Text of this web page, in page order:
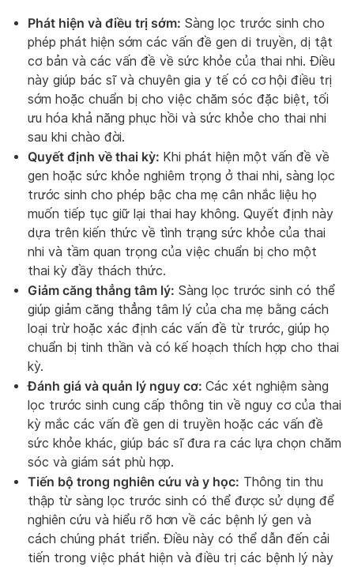
Phát hiện và điều trị sớm: Sàng lọc trước sinh cho
phép phát hiện sớm các vấn đề gen di truyền, dị tật
cơ bản và các vấn đề về sức khỏe của thai nhi. Điều
này giúp bác sĩ và chuyên gia y tế có cơ hội điều trị
sớm hoặc chuẩn bị cho việc chăm sóc đặc biệt, tối
ưu hóa khả năng phục hồi và sức khỏe cho thai nhi
sau khi chào đời.
Quyết định về thai kỳ: Khi phát hiện một vấn đề về
gen hoặc sức khỏe nghiêm trọng ở thai nhi, sàng lọc
trước sinh cho phép bậc cha mẹ cân nhắc liệu họ
muốn tiếp tục giữ lại thai hay không. Quyết định này
dựa trên kiến thức về tình trạng sức khỏe của thai
nhi và tầm quan trọng của việc chuẩn bị cho một
thai kỳ đầy thách thức.
Giảm căng thẳng tâm lý: Sàng lọc trước sinh có thể
giúp giảm căng thẳng tâm lý của cha mẹ bằng cách
loại trừ hoặc xác định các vấn đề từ trước, giúp họ
chuẩn bị tinh thần và có kế hoạch thích hợp cho thai
kỳ.
Đánh giá và quản lý nguy cơ: Các xét nghiệm sàng
lọc trước sinh cung cấp thông tin về nguy cơ của thai
kỳ mắc các vấn đề gen di truyền hoặc các vấn đề
sức khỏe khác, giúp bác sĩ đưa ra các lựa chọn chăm
sóc và giám sát phù hợp.
Tiến bộ trong nghiên cứu và y học: Thông tin thu
thập từ sàng lọc trước sinh có thể được sử dụng để
nghiên cứu và hiểu rõ hơn về các bệnh lý gen và
cách chúng phát triển. Điều này có thể dẫn đến cải
tiến trong việc phát hiện và điều trị các bệnh lý này